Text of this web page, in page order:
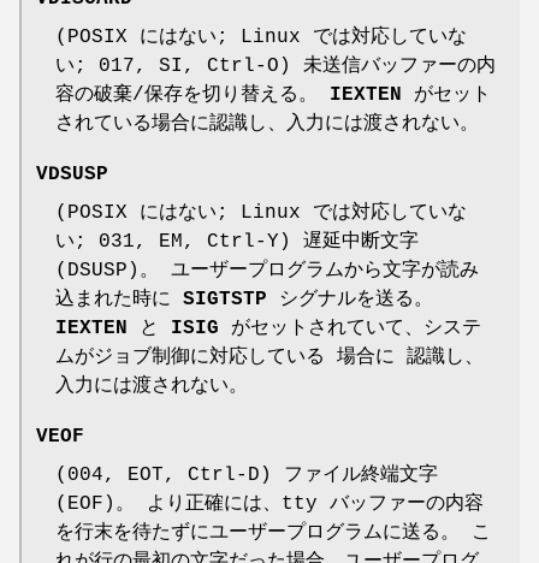
(POSIX にはない; Linux では対応していな
い; 017, SI, Ctrl-O) 未送信バッファーの内
容の破棄/保存を切り替える。 IEXTEN がセット
されている場合に認識し、入力には渡されない。
VDSUSP
(POSIX にはない; Linux では対応していな
い; 031, EM, Ctrl-Y) 遅延中断文字
(DSUSP)。 ユーザープログラムから文字が読み
込まれた時に SIGTSTP シグナルを送る。
IEXTEN と ISIG がセットされていて、システ
ムがジョブ制御に対応している 場合に 認識し、
入力には渡されない。
VEOF
(004, EOT, Ctrl-D) ファイル終端文字
(EOF)。 より正確には、tty バッファーの内容
を行末を待たずにユーザープログラムに送る。 こ